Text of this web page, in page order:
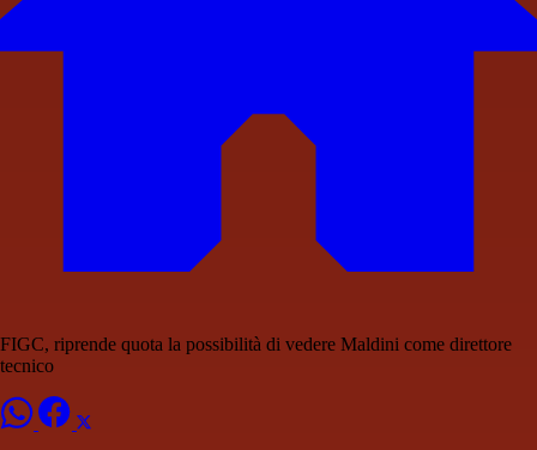
FIGC, riprende quota la possibilità di vedere Maldini come direttore
tecnico